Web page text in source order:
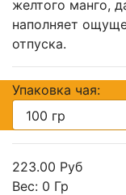
желтого манго,
наполняет
отпуска.
Упаковка чая:
223.00 Руб
Вес: 0 Гр